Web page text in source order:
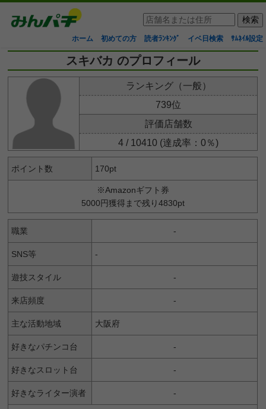
ホーム 初めての方 読者ﾗﾝｷﾝｸﾞ イベ日検索 ｻﾑﾈｲﾙ設定
スキバカ のプロフィール
ランキング（一般）
739位
評価店舗数
4 / 10410 (達成率：0％)
ポイント数 170pt
※Amazonギフト券
5000円獲得まで残り4830pt
職業 -
SNS等 -
遊技スタイル -
来店頻度 -
主な活動地域 大阪府
好きなパチンコ台 -
好きなスロット台 -
好きなライター演者 -